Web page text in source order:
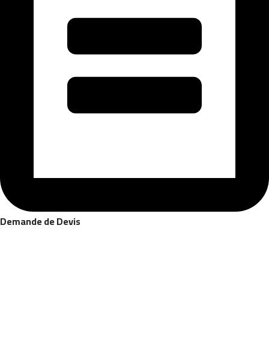
Demande de Devis